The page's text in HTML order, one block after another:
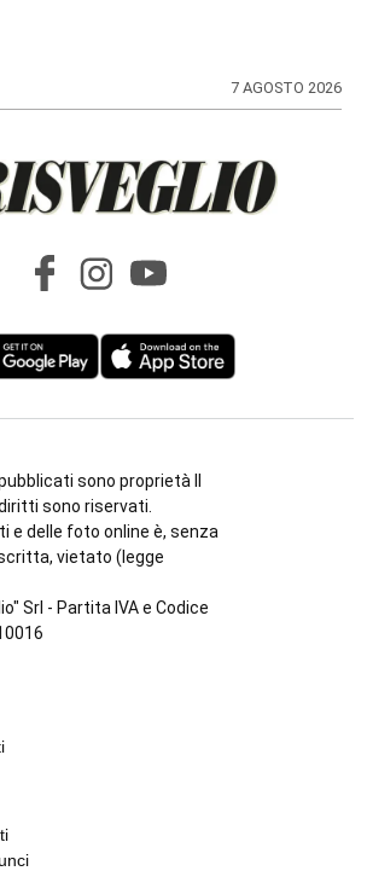
7 AGOSTO 2026
sono proprietà Il
sono riservati.
e delle foto online è, senza
vietato (legge
Srl - Partita IVA e Codice